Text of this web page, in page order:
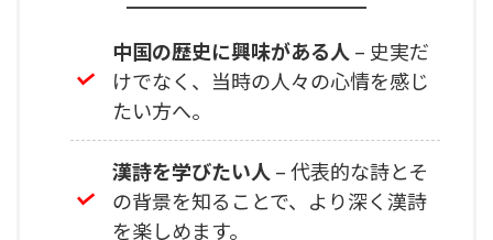
中国の歴史に興味がある人 – 史実だ
けでなく、当時の人々の心情を感じ
たい方へ。
漢詩を学びたい人 – 代表的な詩とそ
の背景を知ることで、より深く漢詩
を楽しめます。